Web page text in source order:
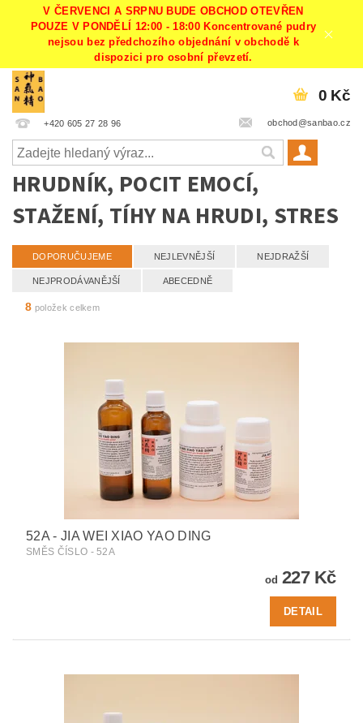
V ČERVENCI A SRPNU BUDE OBCHOD OTEVŘEN
POUZE V PONDĚLÍ 12:00 - 18:00 Koncentrované pudry
nejsou bez předchozího objednání v obchodě k
dispozici pro osobní převzetí.
+420 605 27 28 96 obchod@sanbao.cz
0 Kč
HRUDNÍK, POCIT EMOCÍ,
STAŽENÍ, TÍHY NA HRUDI, STRES
DOPORUČUJEME NEJLEVNĚJŠÍ NEJDRAŽŠÍ
NEJPRODÁVANĚJŠÍ ABECEDNĚ
8 položek celkem
52A - JIA WEI XIAO YAO DING
SMĚS ČÍSLO - 52A
od 227 Kč
DETAIL